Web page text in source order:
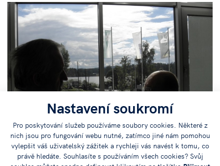
Nastavení soukromí
Pro poskytování služeb používáme soubory cookies. Některé z
nich jsou pro fungování webu nutné, zatímco jiné nám pomohou
vylepšit váš uživatelský zážitek a rychleji vás navést k tomu, co
právě hledáte. Souhlasíte s používáním všech cookies? Svůj